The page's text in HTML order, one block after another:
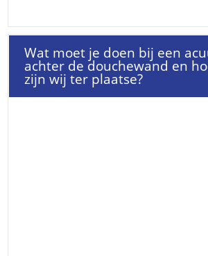
Wat moet je doen bij een
achter de douchewand en
zijn wij ter plaatse?